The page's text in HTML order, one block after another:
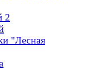
2
"Лесная